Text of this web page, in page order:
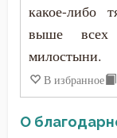
Тщеславие
Ум
Умерший
какое-либо
выше всех
милостыни.
В избранное
О